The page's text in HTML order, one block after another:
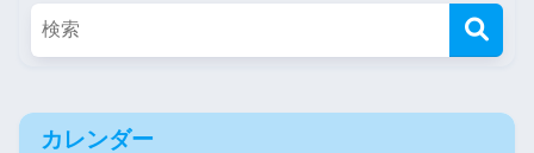
のはは悪堕ちしたようです
カレンダー